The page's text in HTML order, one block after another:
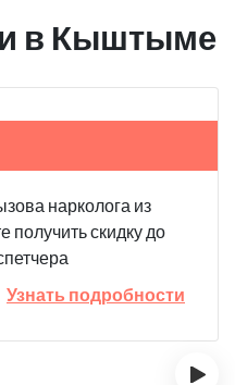
в Кыштыме
нарколога из
получить скидку до
Узнать подробности
›